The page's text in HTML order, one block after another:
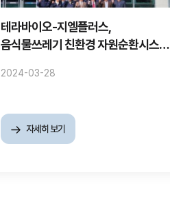
테라바이오-지엘플러스,
음식물쓰레기 친환경 자원순환시스템
2024-03-28
자세히 보기